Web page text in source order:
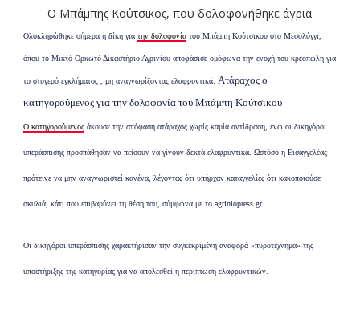
Ο Μπάμπης Κούτσικος, που δολοφονήθηκε άγρια
Ολοκληρώθηκε σήμερα η δίκη για την δολοφονίατου Μπάμπη Κούτσικου στο Μεσολόγγι,
όπου το Μικτό Ορκωτό Δικαστήριο Αγρινίου αποφάσισε ομόφωνα την ενοχή του κρεοπώλη για
το στυγερό εγκλήματος , μη αναγνωρίζοντας ελαφρυντικά. Ατάραχος ο
κατηγορούμενος για την δολοφονία του Μπάμπη Κούτσικου
Ο κατηγορούμενοςάκουσε την απόφαση ατάραχος χωρίς καμία αντίδραση, ενώ οι δικηγόροι
υπεράσπισης προσπάθησαν να πείσουν να γίνουν δεκτά ελαφρυντικά. Ωστόσο η Εισαγγελέας
πρότεινε να μην αναγνωριστεί κανένα, λέγοντας ότι υπήρχαν καταγγελίες ότι κακοποιούσε
σκυλιά, κάτι που επιβαρύνει τη θέση του, σύμφωνα με το agriniopress.gr.
Οι δικηγόροι υπεράσπισης χαρακτήρισαν την συγκεκριμένη αναφορά «πυροτέχνημα» της
υποστήριξης της κατηγορίας για να απολεσθεί η περίπτωση ελαφρυντικών.